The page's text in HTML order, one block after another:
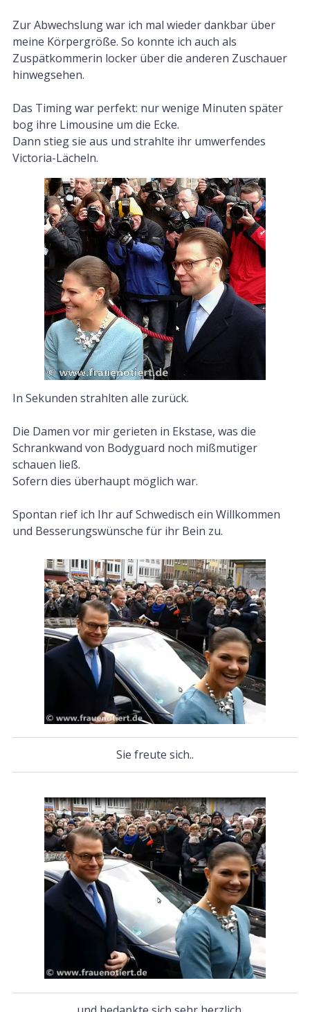
Zur Abwechslung war ich mal wieder dankbar über
meine Körpergröße. So konnte ich auch als
Zuspätkommerin locker über die anderen Zuschauer
hinwegsehen.
Das Timing war perfekt: nur wenige Minuten später
bog ihre Limousine um die Ecke.
Dann stieg sie aus und strahlte ihr umwerfendes
Victoria-Lächeln.
In Sekunden strahlten alle zurück.
Die Damen vor mir gerieten in Ekstase, was die
Schrankwand von Bodyguard noch mißmutiger
schauen ließ.
Sofern dies überhaupt möglich war.
Spontan rief ich Ihr auf Schwedisch ein Willkommen
und Besserungswünsche für ihr Bein zu.
Sie freute sich..